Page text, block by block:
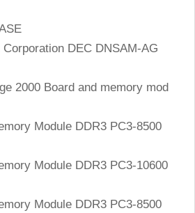
Corporation DEC DNSAM-AG
2000 Board and memory mod
Module DDR3 PC3-8500
Module DDR3 PC3-10600
Module DDR3 PC3-8500